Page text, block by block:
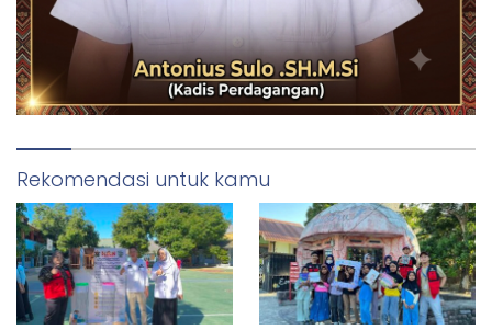
Rekomendasi untuk kamu